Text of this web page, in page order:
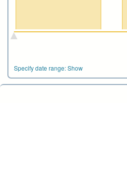
Specify date range:Show